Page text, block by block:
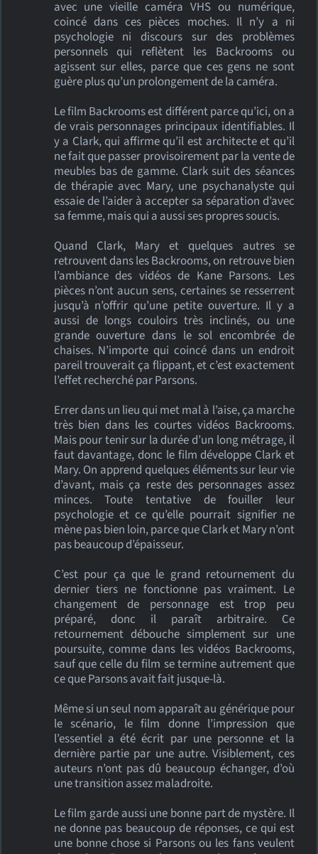
avec une vieille caméra VHS ou numérique,
coincé dans ces pièces moches. Il n’y a ni
psychologie ni discours sur des problèmes
personnels qui reflètent les Backrooms ou
agissent sur elles, parce que ces gens ne sont
guère plus qu’un prolongement de la caméra.
Le film Backrooms est différent parce qu’ici, on a
de vrais personnages principaux identifiables. Il
y a Clark, qui affirme qu’il est architecte et qu’il
ne fait que passer provisoirement par la vente de
meubles bas de gamme. Clark suit des séances
de thérapie avec Mary, une psychanalyste qui
essaie de l’aider à accepter sa séparation d’avec
sa femme, mais qui a aussi ses propres soucis.
Quand Clark, Mary et quelques autres se
retrouvent dans les Backrooms, on retrouve bien
l’ambiance des vidéos de Kane Parsons. Les
pièces n’ont aucun sens, certaines se resserrent
jusqu’à n’offrir qu’une petite ouverture. Il y a
aussi de longs couloirs très inclinés, ou une
grande ouverture dans le sol encombrée de
chaises. N’importe qui coincé dans un endroit
pareil trouverait ça flippant, et c’est exactement
l’effet recherché par Parsons.
Errer dans un lieu qui met mal à l’aise, ça marche
très bien dans les courtes vidéos Backrooms.
Mais pour tenir sur la durée d’un long métrage, il
faut davantage, donc le film développe Clark et
Mary. On apprend quelques éléments sur leur vie
d’avant, mais ça reste des personnages assez
minces. Toute tentative de fouiller leur
psychologie et ce qu’elle pourrait signifier ne
mène pas bien loin, parce que Clark et Mary n’ont
pas beaucoup d’épaisseur.
C’est pour ça que le grand retournement du
dernier tiers ne fonctionne pas vraiment. Le
changement de personnage est trop peu
préparé, donc il paraît arbitraire. Ce
retournement débouche simplement sur une
poursuite, comme dans les vidéos Backrooms,
sauf que celle du film se termine autrement que
ce que Parsons avait fait jusque-là.
Même si un seul nom apparaît au générique pour
le scénario, le film donne l’impression que
l’essentiel a été écrit par une personne et la
dernière partie par une autre. Visiblement, ces
auteurs n’ont pas dû beaucoup échanger, d’où
une transition assez maladroite.
Le film garde aussi une bonne part de mystère. Il
ne donne pas beaucoup de réponses, ce qui est
une bonne chose si Parsons ou les fans veulent